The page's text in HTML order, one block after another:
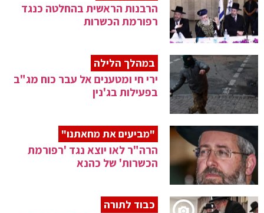
הרבנות הראשית בהחלטה כנגד
רפורמת הכשרות
במהלך הלילה
ירי חי ומטענים אל עבר כוח מג"ב
בפעילות בג'נין
"מביעים את מחאתנו"
הרה"ר לאו יוצא נגד 'רפורמת
הכשרות' של כהנא
כבוד לתורה